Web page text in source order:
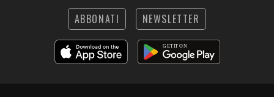
ABBONATI NEWSLETTER